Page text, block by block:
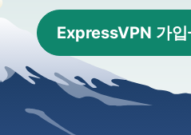
인증 등을
합니다.
Defender
ExpressVPN 가입